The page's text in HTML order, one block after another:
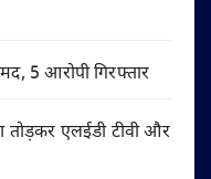
5 आरोपी गिरफ्तार
तोड़कर एलईडी टीवी और